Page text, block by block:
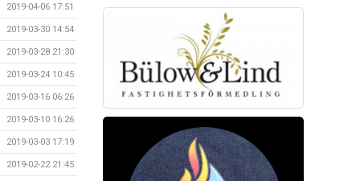
2019-04-06 17:51
2019-03-30 14:54
2019-03-28 21:30
2019-03-24 10:45
2019-03-16 06:26
2019-03-10 16:26
2019-03-03 17:19
2019-02-22 21:45